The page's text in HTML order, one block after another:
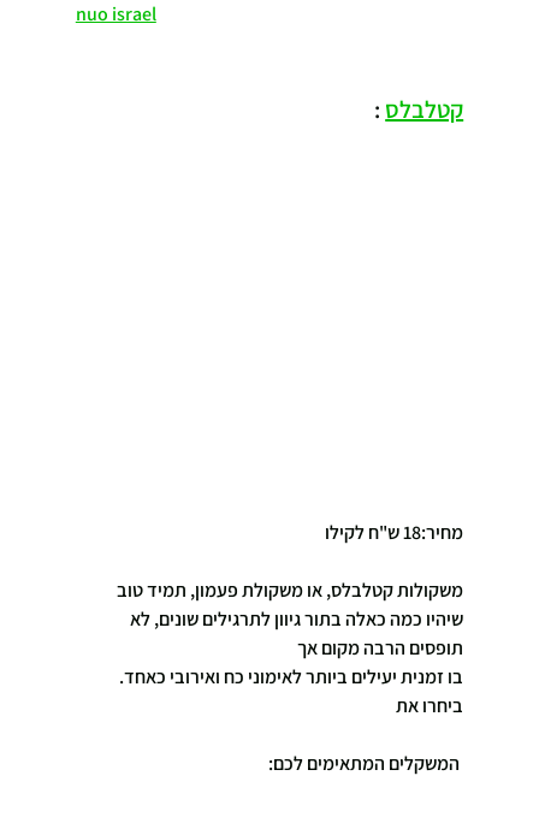
nuo israel
קטלבלס :
מחיר:18 ש"ח לקילו
משקולות קטלבלס, או משקולת פעמון, תמיד טוב
שיהיו כמה כאלה בתור גיוון לתרגילים שונים, לא
תופסים הרבה מקום אך
בו זמנית יעילים ביותר לאימוני כח ואירובי כאחד.
ביחרו את